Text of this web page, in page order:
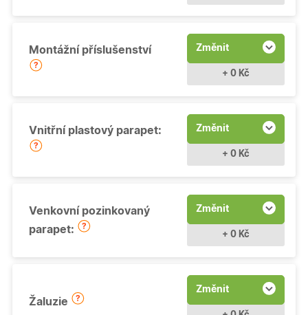
Montážní příslušenství Změnit
+ 0 Kč
Vnitřní plastový parapet: Změnit
+ 0 Kč
Venkovní pozinkovaný
parapet:
Změnit
+ 0 Kč
Žaluzie
Změnit